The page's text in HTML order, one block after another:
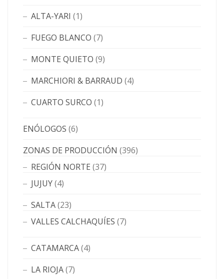
ALTA-YARI (1)
FUEGO BLANCO (7)
MONTE QUIETO (9)
MARCHIORI & BARRAUD (4)
CUARTO SURCO (1)
ENÓLOGOS (6)
ZONAS DE PRODUCCIÓN (396)
REGIÓN NORTE (37)
JUJUY(4)
SALTA(23)
VALLES CALCHAQUÍES (7)
CATAMARCA(4)
LA RIOJA(7)